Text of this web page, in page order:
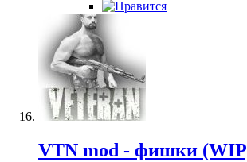
VTN mod - фишки